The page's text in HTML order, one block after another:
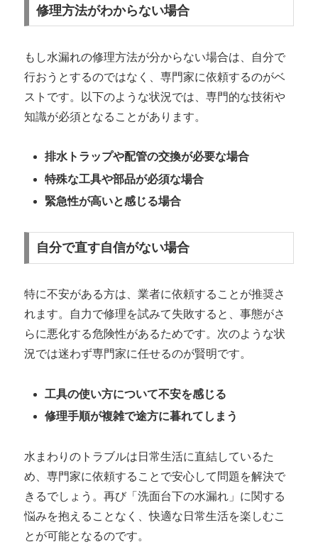
修理方法がわからない場合
もし水漏れの修理方法が分からない場合は、自分で
行おうとするのではなく、専門家に依頼するのがベ
ストです。以下のような状況では、専門的な技術や
知識が必須となることがあります。
排水トラップや配管の交換が必要な場合
特殊な工具や部品が必須な場合
緊急性が高いと感じる場合
自分で直す自信がない場合
特に不安がある方は、業者に依頼することが推奨さ
れます。自力で修理を試みて失敗すると、事態がさ
らに悪化する危険性があるためです。次のような状
況では迷わず専門家に任せるのが賢明です。
工具の使い方について不安を感じる
修理手順が複雑で途方に暮れてしまう
水まわりのトラブルは日常生活に直結しているた
め、専門家に依頼することで安心して問題を解決で
きるでしょう。再び「洗面台下の水漏れ」に関する
悩みを抱えることなく、快適な日常生活を楽しむこ
とが可能となるのです。